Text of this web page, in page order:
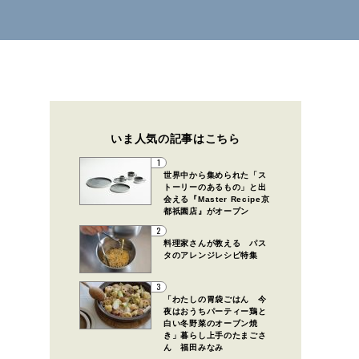
いま人気の記事はこちら
1
世界中から集められた「ス
トーリーのあるもの」と出
会える『Master Recipe京
都祇園店』がオープン
2
料理家さんが教える パス
タのアレンジレシピ特集
3
「わたしの胃袋ごはん 今
夜はおうちパーティー鶏と
白い冬野菜のオーブン焼
き」暮らし上手のたまごさ
ん 福田みなみ